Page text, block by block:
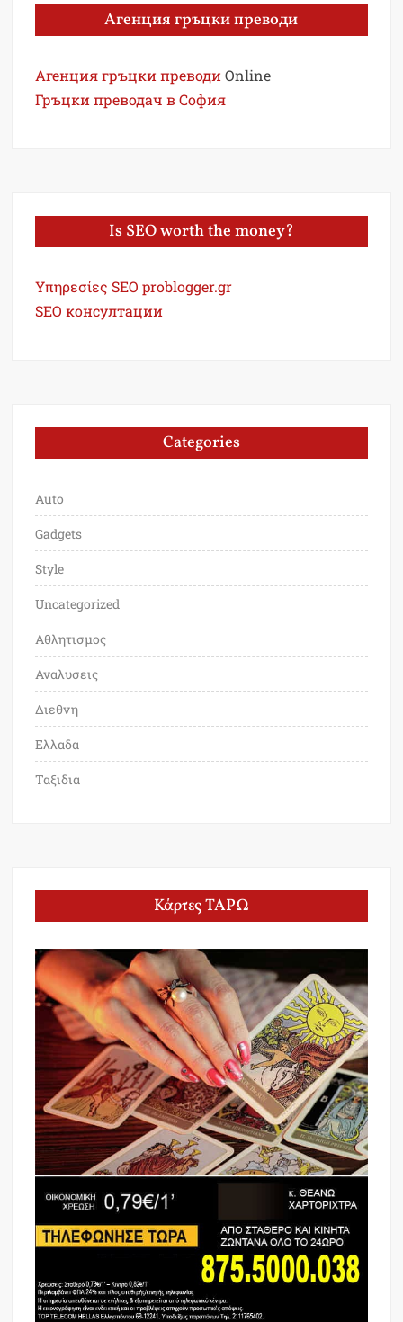
Агенция гръцки преводи
Агенция гръцки преводи Online
Гръцки преводач в София
Is SEO worth the money?
Υπηρεσίες SEO problogger.gr
SEO консултации
Categories
Auto
Gadgets
Style
Uncategorized
Αθλητισμος
Αναλυσεις
Διεθνη
Ελλαδα
Ταξιδια
Κάρτες ΤΑΡΩ